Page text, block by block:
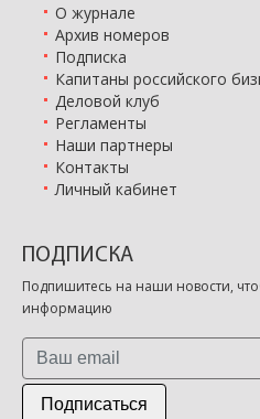
О журнале
Архив номеров
Подписка
Капитаны российского
Деловой клуб
Регламенты
Наши партнеры
Контакты
Личный кабинет
ПОДПИСКА
Подпишитесь на наши новости,
информацию
Подписаться